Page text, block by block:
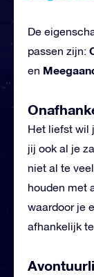
De
passen zijn:
en
Het liefst wil
jij ook al je
niet al te
houden met
waardoor je
afhankelijk